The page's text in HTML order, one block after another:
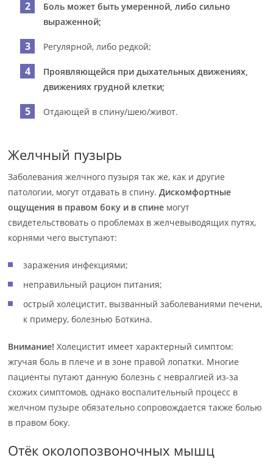
Боль может быть умеренной, либо сильно
выраженной;
Регулярной, либо редкой;
Проявляющейся при дыхательных движениях,
движениях грудной клетки;
Отдающей в спину/шею/живот.
Желчный пузырь
Заболевания желчного пузыря так же, как и другие
патологии, могут отдавать в спину.Дискомфортные
ощущения в правом боку и в спине могут
свидетельствовать о проблемах в желчевыводящих путях,
корнями чего выступают:
заражения инфекциями;
неправильный рацион питания;
острый холецистит, вызванный заболеваниями печени,
к примеру, болезнью Боткина.
Внимание! Холецистит имеет характерный симптом:
жгучая боль в плече и в зоне правой лопатки. Многие
пациенты путают данную болезнь с невралгией из-за
схожих симптомов, однако воспалительный процесс в
желчном пузыре обязательно сопровождается также болью
в правом боку.
Отёк околопозвоночных мышц